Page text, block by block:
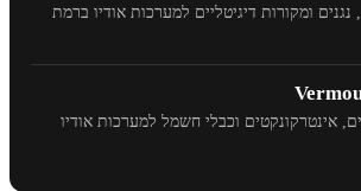
, נגנים ומקורות דיגיטליים למערכות אודיו ברמת
אינטרקונקטים וכבלי חשמל למערכות אודיו